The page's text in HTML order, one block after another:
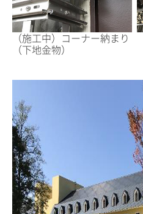
（施工中）コーナー納まり
（下地金物）